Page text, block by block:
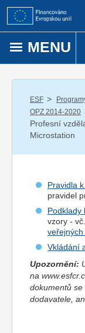
Přejít k obsahu
MENU
ESF /
OPZ 2014-2020
Profesní
Microstation
Pravidla
pravidel
Podklady
vzory - vč.
Vkládání
Upozornění:
na
dokumentů
dodavatele,